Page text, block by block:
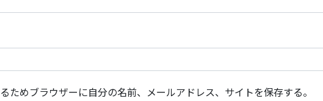
ためブラウザーに自分の名前、メールアドレス、サイトを保存する。